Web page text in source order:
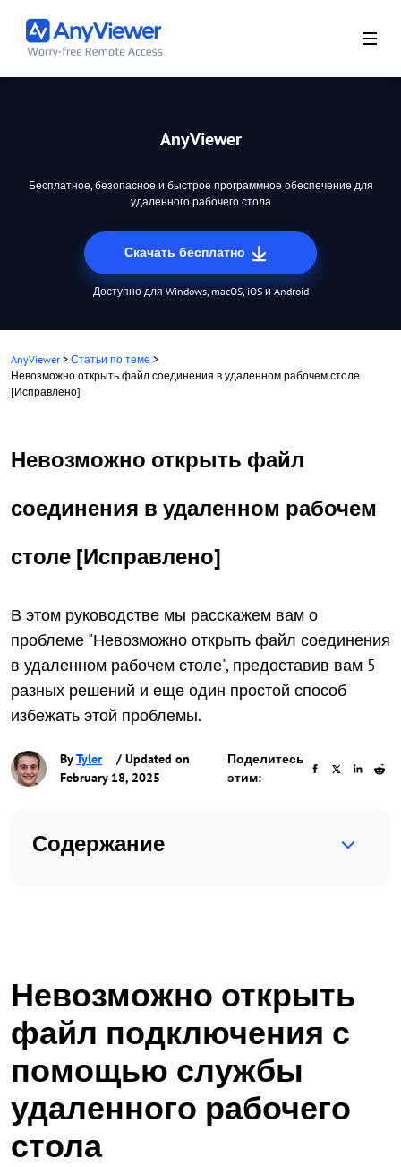
AnyViewer
Бесплатное, безопасное и быстрое программное обеспечение для
удаленного рабочего стола
Скачать бесплатно
Доступно для Windows, macOS, iOS и Android
AnyViewer > Статьи по теме >
Невозможно открыть файл соединения в удаленном рабочем столе
[Исправлено]
Невозможно открыть файл
соединения в удаленном рабочем
столе [Исправлено]
В этом руководстве мы расскажем вам о
проблеме "Невозможно открыть файл соединения
в удаленном рабочем столе", предоставив вам 5
разных решений и еще один простой способ
избежать этой проблемы.
ByTyler
/ Updated on
February 18, 2025
Поделитесь
этим:
Содержание
Невозможно открыть
файл подключения с
помощью службы
удаленного рабочего
стола